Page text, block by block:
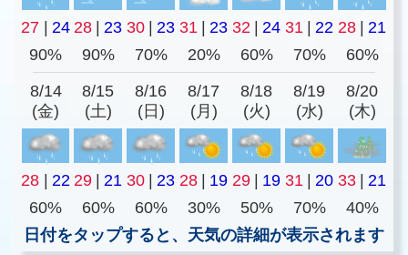
27 | 24 28 | 23 30 | 23 31 | 23 32 | 24 31 | 22 28 | 21
90%
90% 70% 20% 60% 70% 60%
8/14
(金)
8/15
(土)
8/16
(日)
8/17
(月)
8/18
(火)
8/19
(水)
8/20
(木)
28 | 22 29 | 21 30 | 23 28 | 19 29 | 19 31 | 20 33 | 21
60%
60% 60% 30% 50% 70%
40%
日付をタップすると、天気の詳細が表示されます